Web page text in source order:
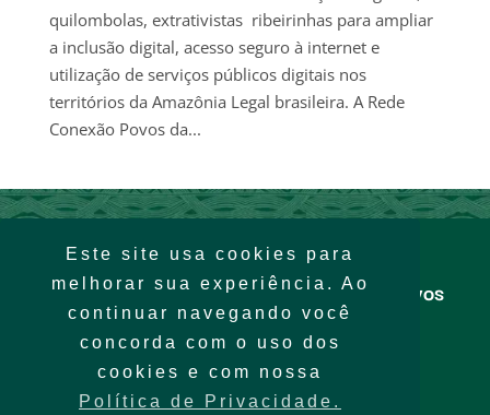
quilombolas, extrativistas ribeirinhas para ampliar
a inclusão digital, acesso seguro à internet e
utilização de serviços públicos digitais nos
territórios da Amazônia Legal brasileira. A Rede
Conexão Povos da...
Rede Conexão Povos
da Floresta
Este site usa cookies para
melhorar sua experiência. Ao
continuar navegando você
concorda com o uso dos
cookies e com nossa
Política de Privacidade.